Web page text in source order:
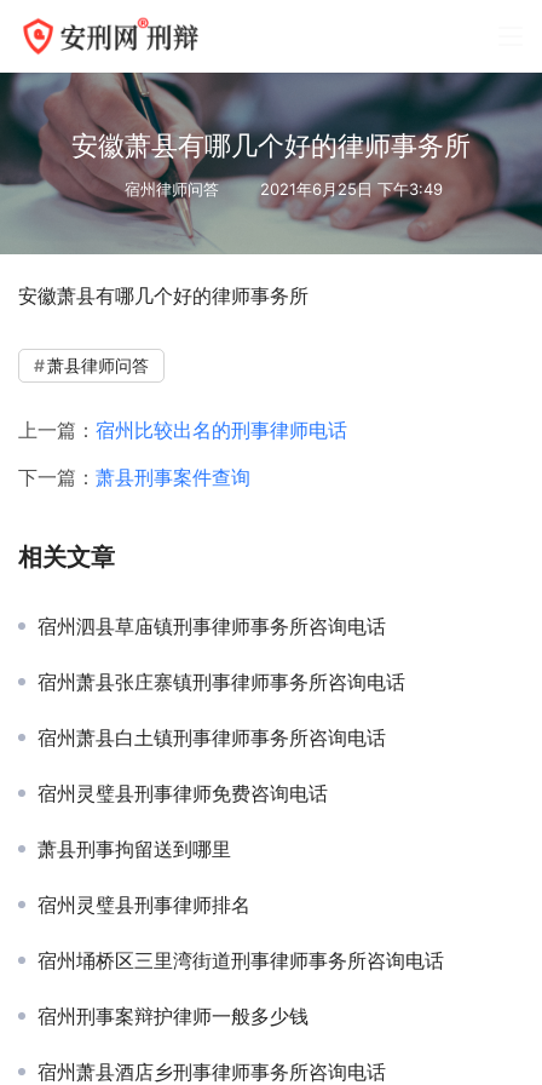
安徽萧县有哪几个好的律师事务所
宿州律师问答 2021年6月25日 下午3:49
安徽萧县有哪几个好的律师事务所
萧县律师问答
上一篇： 宿州比较出名的刑事律师电话
下一篇： 萧县刑事案件查询
相关文章
宿州泗县草庙镇刑事律师事务所咨询电话
宿州萧县张庄寨镇刑事律师事务所咨询电话
宿州萧县白土镇刑事律师事务所咨询电话
宿州灵璧县刑事律师免费咨询电话
萧县刑事拘留送到哪里
宿州灵璧县刑事律师排名
宿州埇桥区三里湾街道刑事律师事务所咨询电话
宿州刑事案辩护律师一般多少钱
宿州萧县酒店乡刑事律师事务所咨询电话